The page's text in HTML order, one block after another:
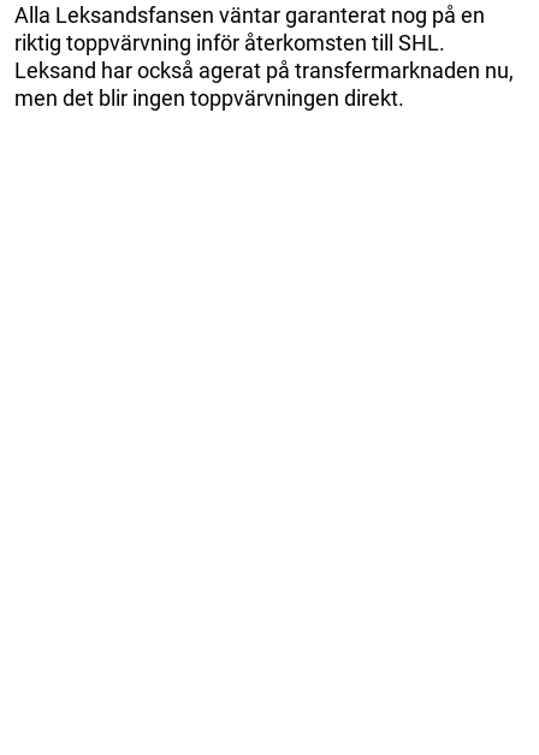
Alla Leksandsfansen väntar garanterat nog på en
riktig toppvärvning inför återkomsten till SHL.
Leksand har också agerat på transfermarknaden nu,
men det blir ingen toppvärvningen direkt.